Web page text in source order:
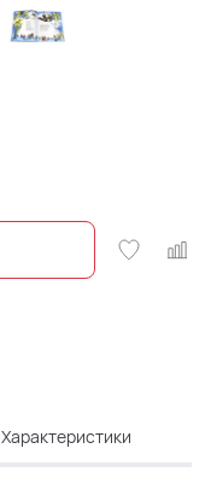
Характеристики